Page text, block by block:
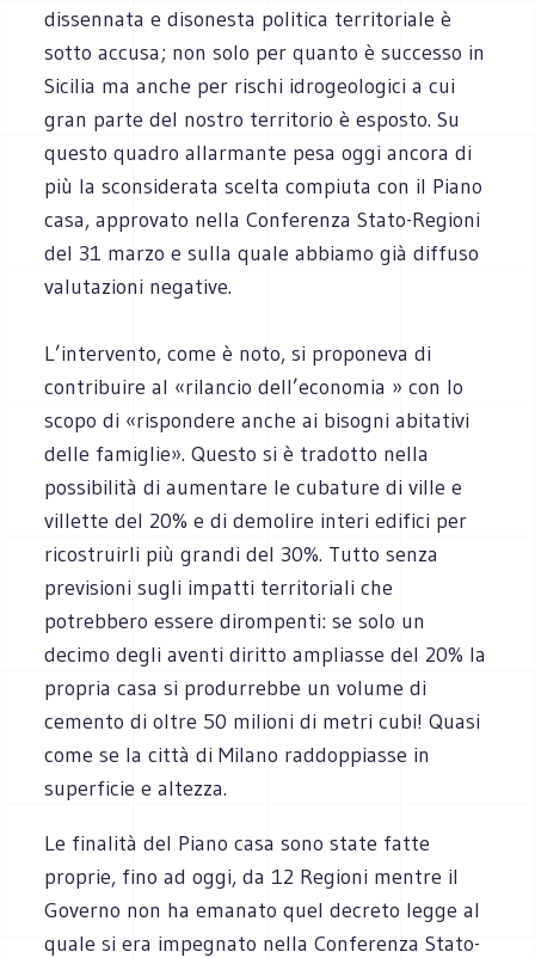
dissennata e disonesta politica territoriale è
sotto accusa; non solo per quanto è successo in
Sicilia ma anche per rischi idrogeologici a cui
gran parte del nostro territorio è esposto. Su
questo quadro allarmante pesa oggi ancora di
più la sconsiderata scelta compiuta con il Piano
casa, approvato nella Conferenza Stato-Regioni
del 31 marzo e sulla quale abbiamo già diffuso
valutazioni negative.
L’intervento, come è noto, si proponeva di
contribuire al «rilancio dell’economia » con lo
scopo di «rispondere anche ai bisogni abitativi
delle famiglie». Questo si è tradotto nella
possibilità di aumentare le cubature di ville e
villette del 20% e di demolire interi edifici per
ricostruirli più grandi del 30%. Tutto senza
previsioni sugli impatti territoriali che
potrebbero essere dirompenti: se solo un
decimo degli aventi diritto ampliasse del 20% la
propria casa si produrrebbe un volume di
cemento di oltre 50 milioni di metri cubi! Quasi
come se la città di Milano raddoppiasse in
superficie e altezza.
Le finalità del Piano casa sono state fatte
proprie, fino ad oggi, da 12 Regioni mentre il
Governo non ha emanato quel decreto legge al
quale si era impegnato nella Conferenza Stato-